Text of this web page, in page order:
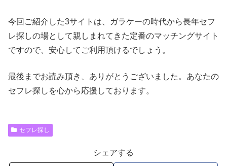
今回ご紹介した3サイトは、ガラケーの時代から長年セフ
レ探しの場として親しまれてきた定番のマッチングサイト
ですので、安心してご利用頂けるでしょう。
最後までお読み頂き、ありがとうございました。あなたの
セフレ探しを心から応援しております。
セフレ探し
シェアする